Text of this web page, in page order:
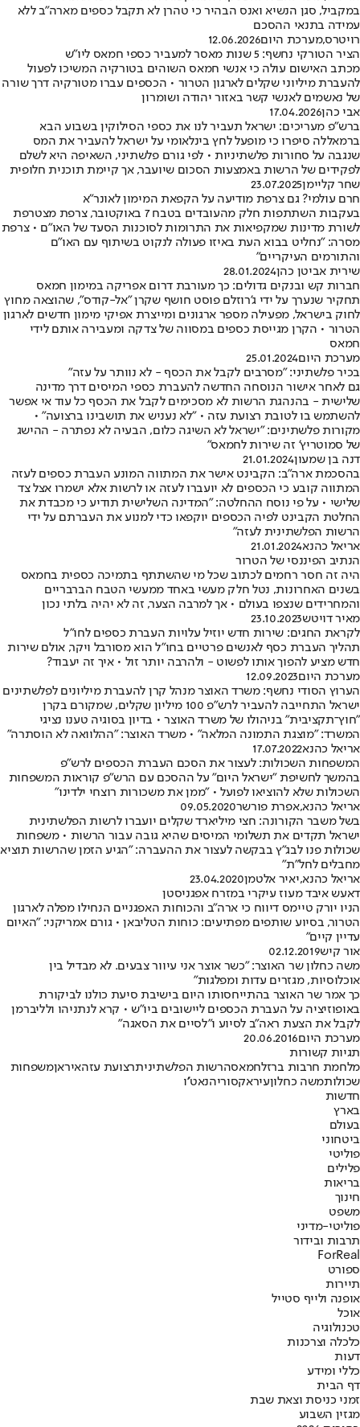
במקביל, סגן הנשיא ואנס הבהיר כי טהרן לא תקבל כספים מארה"ב ללא
עמידה בתנאי ההסכם
רויטרס,מערכת היום12.06.2026
הציר הטורקי נחשף: 5 שנות מאסר למעביר כספי חמאס ליו"ש
מכתב האישום עולה כי אנשי חמאס השוהים בטורקיה המשיכו לפעול
להעברת מיליוני שקלים לארגון הטרור • הכספים עברו מטורקיה דרך שורה
של נאשמים לאנשי קשר באזור יהודה ושומרון
אבי כהן17.04.2026
ברש"פ מעריכים: ישראל תעביר לנו את כספי הסילוקין בשבוע הבא
ברמאללה סיפרו כי מופעל לחץ בינלאומי על ישראל להעביר את המס
שנגבה על סחורות פלשתיניות • לפי גורם פלשתיני, השאיפה היא לשלם
לפקידים של הרשות באמצעות הסכום שיועבר, אך קיימת תוכנית חלופית
שחר קליימן23.07.2025
חרם עולמי? גם צרפת מודיעה על הקפאת המימון לאונר"א
בעקבות השתתפות חלק מהעובדים בטבח 7 באוקטובר, צרפת מצטרפת
לשורת מדינות שמקפיאות את התרומות לסוכנות הסעד של האו"ם • צרפת
מסרה: "נחליט בבוא העת באיזו פעולה לנקוט בשיתוף עם האו"ם
והתורמים העיקריים"
שירית אביטן כהן28.01.2024
חברות קש ובנקים גדולים: כך מעורבת דרום אפריקה במימון חמאס
תחקיר שנערך על ידי ג'רוזלם פוסט חושף שקרן "אל-קודס", שהוצאה מחוץ
לחוק בישראל, מפעילה מספר ארגונים ומייצרת אפיקי מימון חדשים לארגון
הטרור • הקרן מגייסת כספים במסווה של צדקה ומעבירה אותם לידי
חמאס
מערכת היום25.01.2024
בכיר פלשתיני: "מסרבים לקבל את הכסף - לא נוותר על עזה"
גם לאחר אישור הנוסחה החדשה להעברת כספי המיסים דרך מדינה
שלישית - בהנהגת הרשות לא מסכימים לקבל את הכסף כל עוד אי אפשר
להשתמש בו לטובת רצועת עזה • "לא נעניש את תושבינו ברצועה" •
מקורות פלשתינים: "ישראל לא השיגה כלום, הבעיה לא נפתרה - ההישג
של סמוטריץ' זה שירות לחמאס"
דנה בן שמעון21.01.2024
בהסכמת ארה"ב: הקבינט אישר את המתווה המונע העברת כספים לעזה
המתווה קובע כי הכספים לא יועברו לעזה או לרשות אלא ישמרו אצל צד
שלישי • על פי נוסח ההחלטה: "המדינה השלישית תודיע כי מכבדת את
החלטת הקבינט לפיה הכספים יוקפאו כדי למנוע את העברתם על ידי
הרשות הפלשתינית לעזה"
אריאל כהנא21.01.2024
הנתיב הפיננסי של הטרור
היה זה חסר רחמים לכתוב שכל מי שהשתתף בתמיכה כספית בחמאס
בשנים האחרונות, נטל חלק מעשי באחד ממעשי הטבח הברבריים
והמחרידים שנצפו בעולם • אך למרבה הצער, זה לא יהיה בלתי נכון
מאיר דויטש23.10.2023
לקראת החגים: שירות חדש יוזיל עלויות העברת כספים לחו"ל
תהליך העברת כסף לאנשים פרטיים בחו"ל הוא מסורבל ויקר, אולם שירות
חדש מציע להפוך אותו לפשוט - ולהרבה יותר זול • איך זה יעבוד?
מערכת היום12.09.2023
הערוץ הסודי נחשף: משרד האוצר מנהל קרן להעברת מיליונים לפלשתינים
ישראל התחייבה להעביר לרש"פ 100 מיליון שקלים, שמקורם בקרן
"חוץ־תקציבית" בניהולו של משרד האוצר • בדיון בסוגיה טענו נציגי
המשרד: "מוצגת התמונה המלאה" • משרד האוצר: "ההלוואה לא הוסתרה"
אריאל כהנא17.07.2022
המשפחות השכולות: לעצור את הסכם העברת הכספים לרש"פ
בהמשך לחשיפת "ישראל היום" על ההסכם עם הרש"פ קוראות המשפחות
השכולות שלא להוציאו לפועל • "ממן את משכורות רוצחי ילדינו"
אריאל כהנא,אפרת פורשר09.05.2020
בשל משבר הקורונה: חצי מיליארד שקלים יועברו לרשות הפלשתינית
ישראל תקדים את תשלומי המיסים שהיא גובה עבור הרשות • משפחות
שכולות פנו לבג"ץ בבקשה לעצור את ההעברה: "הגיע הזמן שהרשות תוציא
מחבלים לחל"ת"
אריאל כהנא,יאיר אלטמן23.04.2020
דאעש איבד מעוז עיקרי במזרח אפגניסטן
הניו יורק טיימס דיווח כי ארה"ב והכוחות האפגניים הנחילו מפלה לארגון
הטרור, בסיוע שותפים מפתיעים: כוחות הטליבאן • גורם אמריקני: "האיום
עדיין קיים"
אור קיש02.12.2019
משה כחלון שר האוצר: "כשר אוצר אני עיוור צבעים. לא מבדיל בין
אוכלוסיות, מגזרים עדות ומפלגות"
כך אמר שר האוצר בהתייחסותו היום בישיבת סיעת כולנו לביקורת
באופוזיציה על העברת הכספים ליישובים ביו"ש • קרא לנתניהו ולליברמן
לקבל את הצעת ראה"ב לסיוע ו"לסיים את הסאגה"
מערכת היום20.06.2016
תגיות קשורות
מלחמת חרבות ברזלחמאסהרשות הפלשתיניתרצועת עזהאיראןמשפחות
שכולותמשה כחלוןעיראקסוריהנאט''ו
חדשות
בארץ
בעולם
ביטחוני
פוליטי
פלילים
בריאות
חינוך
משפט
פוליטי-מדיני
תרבות ובידור
ForReal
ספורט
תיירות
אופנה ולייף סטייל
אוכל
טכנולוגיה
כלכלה וצרכנות
דעות
כללי ומידע
דף הבית
זמני כניסת וצאת שבת
מגזין השבוע